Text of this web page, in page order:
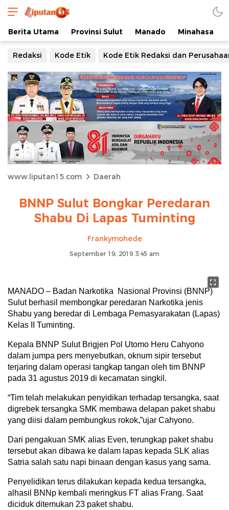
Berita Utama Provinsi Sulut Manado Minahasa
Redaksi Kode Etik Kode Etik Redaksi dan
www.liputan15.com Daerah
BNNP Sulut Bongkar Peredaran
Shabu Di Lapas Tuminting
Frankymohede
September 19, 2019 3:45 am
MANADO – Badan Narkotika Nasional Provinsi (BNNP)
Sulut berhasil membongkar peredaran Narkotika jenis
Shabu yang beredar di Lembaga Pemasyarakatan (Lapas)
Kelas II Tuminting.
Kepala BNNP Sulut Brigjen Pol Utomo Heru Cahyono
dalam jumpa pers menyebutkan, oknum sipir tersebut
terjaring dalam operasi tangkap tangan oleh tim BNNP
pada 31 agustus 2019 di kecamatan singkil.
“Tim telah melakukan penyidikan terhadap tersangka, saat
digrebek tersangka SMK membawa delapan paket shabu
yang diisi dalam pembungkus rokok,”ujar Cahyono.
Dari pengakuan SMK alias Even, terungkap paket shabu
tersebut akan dibawa ke dalam lapas kepada SLK alias
Satria salah satu napi binaan dengan kasus yang sama.
Penyelidikan terus dilakukan kepada kedua tersangka,
alhasil BNNp kembali meringkus FT alias Frang. Saat
diciduk ditemukan 23 paket shabu.